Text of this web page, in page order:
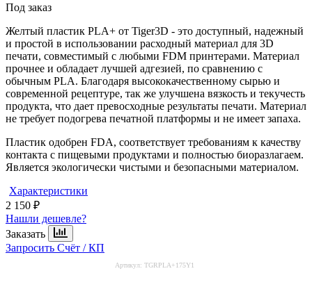
Под заказ
Желтый пластик PLA+ от Tiger3D - это доступный, надежный
и простой в использовании расходный материал для 3D
печати, совместимый с любыми FDM принтерами. Материал
прочнее и обладает лучшей адгезией, по сравнению с
обычным PLA. Благодаря высококачественному сырью и
современной рецептуре, так же улучшена вязкость и текучесть
продукта, что дает превосходные результаты печати. Материал
не требует подогрева печатной платформы и не имеет запаха.
Пластик одобрен FDA, соответствует требованиям к качеству
контакта с пищевыми продуктами и полностью биоразлагаем.
Является экологически чистыми и безопасными материалом.
Характеристики
2 150 ₽
Нашли дешевле?
Заказать
Запросить Счёт / КП
Артикул: TGRPLA+175Y1